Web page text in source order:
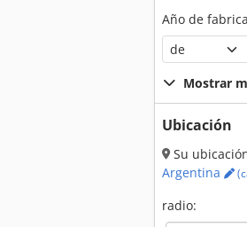
Año de
Mostrar
Ubicación
Su
Argentina
radio: